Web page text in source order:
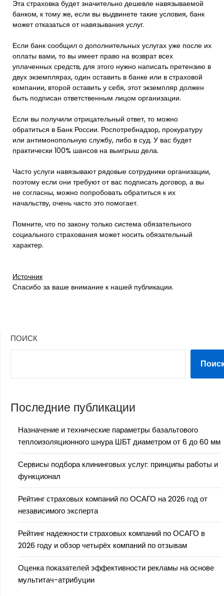
Эта страховка будет значительно дешевле навязываемой
банком, к тому же, если вы выдвинете такие условия, банк
может отказаться от навязывания услуг.
Если банк сообщил о дополнительных услугах уже после их
оплаты вами, то вы имеет право на возврат всех
уплаченных средств, для этого нужно написать претензию в
двух экземплярах, один оставить в банке или в страховой
компании, второй оставить у себя, этот экземпляр должен
быть подписан ответственным лицом организации.
Если вы получили отрицательный ответ, то можно
обратиться в Банк России. Роспотребнадзор, прокуратуру
или антимонопольную службу, либо в суд. У вас будет
практически 100% шансов на выигрыш дела.
Часто услуги навязывают рядовые сотрудники организации,
поэтому если они требуют от вас подписать договор, а вы
не согласны, можно попробовать обратиться к их
начальству, очень часто это помогает.
Помните, что по закону только система обязательного
социального страхования может носить обязательный
характер.
Источник
Спасибо за ваше внимание к нашей публикации.
ПОИСК
Последние публикации
Назначение и технические параметры базальтового
теплоизоляционного шнура ШБТ диаметром от 6 до 60 мм
Сервисы подбора клининговых услуг: принципы работы и
функционал
Рейтинг страховых компаний по ОСАГО на 2026 год от
независимого эксперта
Рейтинг надежности страховых компаний по ОСАГО в
2026 году и обзор четырёх компаний по отзывам
Оценка показателей эффективности рекламы на основе
мультитач-атрибуции